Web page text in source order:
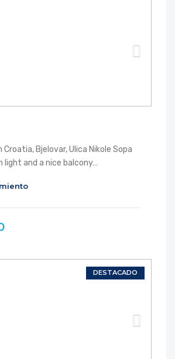
Croatia, Bjelovar, Ulica Nikole Sopa
light and a nice balcony…
DESTACADO